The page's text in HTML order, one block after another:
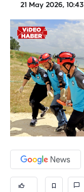
21 May 2026, 10:43